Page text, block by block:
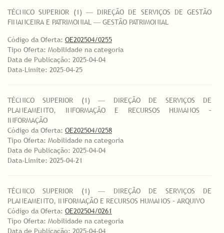
TÉCNICO SUPERIOR (1) ― DIREÇÃO DE SERVIÇOS DE GESTÃO
FINANCEIRA E PATRIMONIAL ― GESTÃO PATRIMONIAL
Código da Oferta: OE202504/0255
Tipo Oferta: Mobilidade na categoria
Data de Publicação: 2025-04-04
Data-Limite: 2025-04-25
TÉCNICO SUPERIOR (1) ― DIREÇÃO DE SERVIÇOS DE
PLANEAMENTO, INFORMAÇÃO E RECURSOS HUMANOS –
INFORMAÇÃO
Código da Oferta: OE202504/0258
Tipo Oferta: Mobilidade na categoria
Data de Publicação: 2025-04-04
Data-Limite: 2025-04-21
TÉCNICO SUPERIOR (1) ― DIREÇÃO DE SERVIÇOS DE
PLANEAMENTO, INFORMAÇÃO E RECURSOS HUMANOS – ARQUIVO
Código da Oferta: OE202504/0261
Tipo Oferta: Mobilidade na categoria
Data de Publicação: 2025-04-04